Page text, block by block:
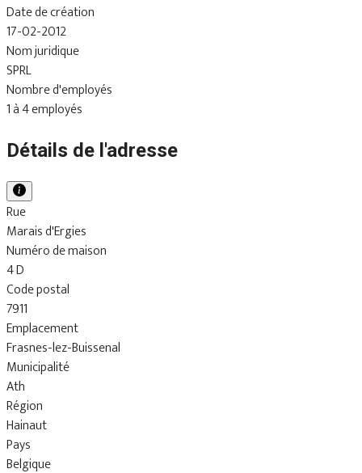
Date de création
17-02-2012
Nom juridique
SPRL
Nombre d'employés
1 à 4 employés
Détails de l'adresse
Rue
Marais d'Ergies
Numéro de maison
4 D
Code postal
7911
Emplacement
Frasnes-lez-Buissenal
Municipalité
Ath
Région
Hainaut
Pays
Belgique